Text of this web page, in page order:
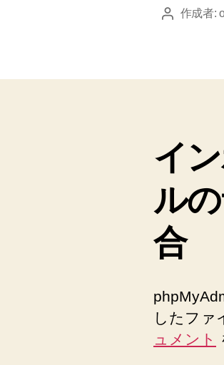
投 作成者:
イ
ル
合
したファ
ュメント